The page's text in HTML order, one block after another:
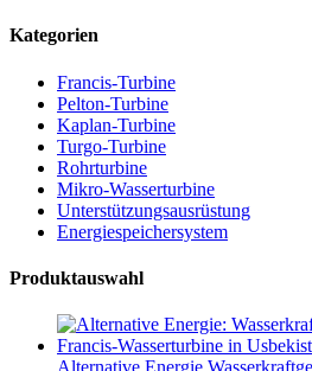
Kategorien
Francis-Turbine
Pelton-Turbine
Kaplan-Turbine
Turgo-Turbine
Rohrturbine
Mikro-Wasserturbine
Unterstützungsausrüstung
Energiespeichersystem
Produktauswahl
Alternative Energie